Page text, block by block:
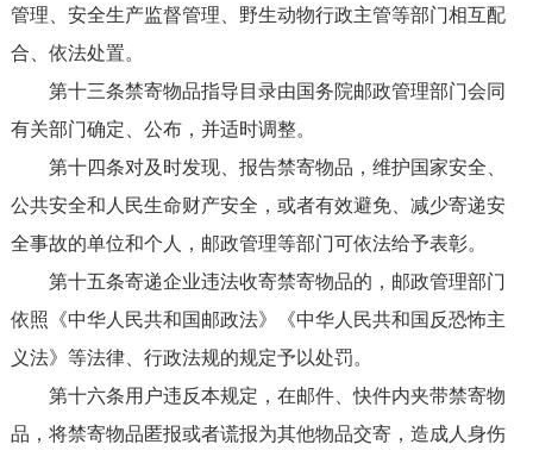
管理、安全生产监督管理、野生动物行政主管等部门相互配
合、依法处置。
第十三条禁寄物品指导目录由国务院邮政管理部门会同
有关部门确定、公布，并适时调整。
第十四条对及时发现、报告禁寄物品，维护国家安全、
公共安全和人民生命财产安全，或者有效避免、减少寄递安
全事故的单位和个人，邮政管理等部门可依法给予表彰。
第十五条寄递企业违法收寄禁寄物品的，邮政管理部门
依照《中华人民共和国邮政法》《中华人民共和国反恐怖主
义法》等法律、行政法规的规定予以处罚。
第十六条用户违反本规定，在邮件、快件内夹带禁寄物
品，将禁寄物品匿报或者谎报为其他物品交寄，造成人身伤